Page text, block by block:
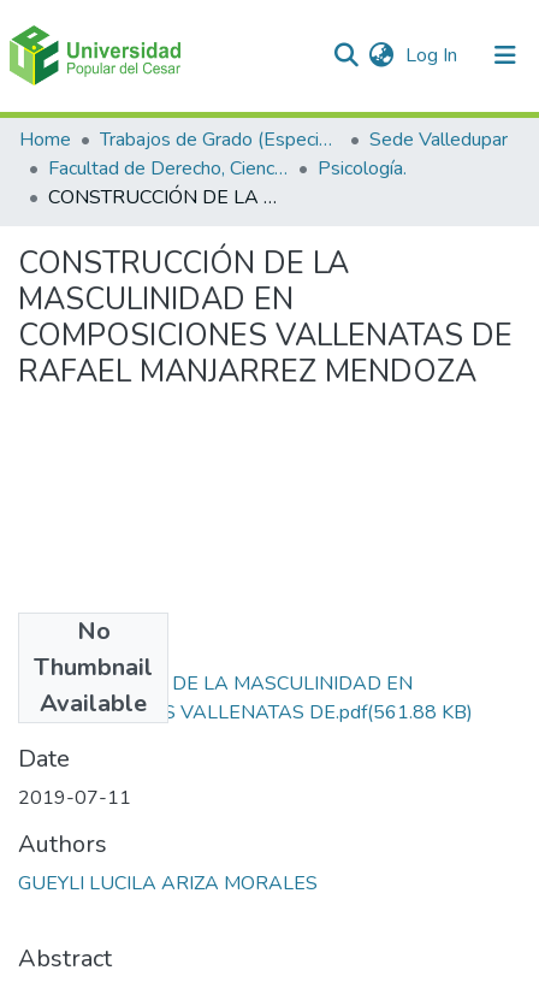
Log In (current)
Communities & Collections
All of DSpace
Home Trabajos de Grado (Especializaciones y Pregrados)
Sede Valledupar
Facultad de Derecho, Ciencias Políticas y Sociales.
Psicología.
CONSTRUCCIÓN DE LA MASCULINIDAD EN COMPOSICIONES VALLENATAS DE RAFAEL MANJARREZ MENDOZA
CONSTRUCCIÓN DE LA
MASCULINIDAD EN
COMPOSICIONES VALLENATAS DE
RAFAEL MANJARREZ MENDOZA
No
Thumbnail
Available
CONSTRUCCIÓN DE LA MASCULINIDAD EN
COMPOSICIONES VALLENATAS DE.pdf(561.88 KB)
Date
2019-07-11
Authors
GUEYLI LUCILA ARIZA MORALES
Abstract